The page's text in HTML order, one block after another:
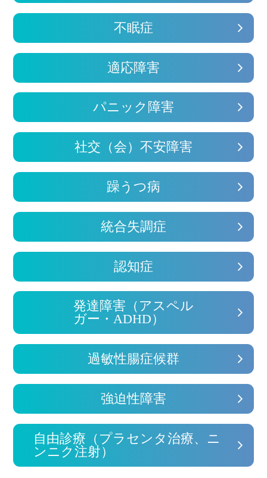
不眠症
適応障害
パニック障害
社交（会）不安障害
躁うつ病
統合失調症
認知症
発達障害（アスペル
ガー・ADHD）
過敏性腸症候群
強迫性障害
自由診療（プラセンタ治療、ニ
ンニク注射）